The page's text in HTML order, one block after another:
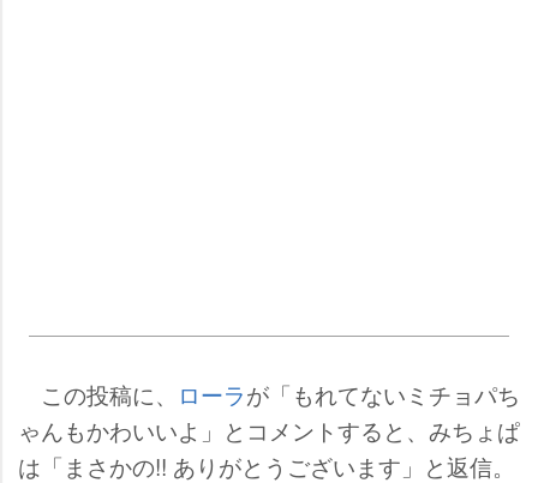
この投稿に、 ローラが「もれてないミチョパち
ゃんもかわいいよ」とコメントすると、みちょぱ
は「まさかの!! ありがとうございます」と返信。